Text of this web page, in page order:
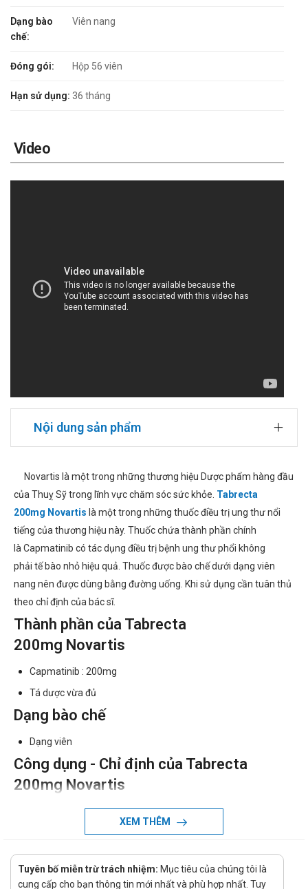
Dạng bào
chế:
Viên nang
Đóng gói: Hộp 56 viên
Hạn sử dụng: 36 tháng
Video
Nội dung sản phẩm
Novartis là một trong những thương hiệu Dược phẩm hàng đầu
của Thuỵ Sỹ trong lĩnh vực chăm sóc sức khỏe. Tabrecta
200mg Novartis là một trong những thuốc điều trị ung thư nổi
tiếng của thương hiệu này. Thuốc chứa thành phần chính
là Capmatinib có tác dụng điều trị bệnh ung thư phổi không
phải tế bào nhỏ hiệu quả. Thuốc được bào chế dưới dạng viên
nang nên được dùng bằng đường uống. Khi sử dụng cần tuân thủ
theo chỉ định của bác sĩ.
Thành phần của Tabrecta
200mg Novartis
Capmatinib : 200mg
Tá dược vừa đủ
Dạng bào chế
Dạng viên
Công dụng - Chỉ định của Tabrecta
200mg Novartis
Ung thư là bệnh lý nguy hiểm và đang có xu hướng gia
thuốc Capmatinib để điều trị
XEM THÊM
Tuyên bố miễn trừ trách nhiệm: Mục tiêu của chúng tôi là
cung cấp cho bạn thông tin mới nhất và phù hợp nhất. Tuy